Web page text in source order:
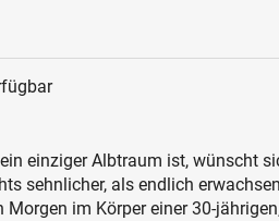
einziger Albtraum ist, wünscht
sehnlicher, als endlich
im Körper einer 30-